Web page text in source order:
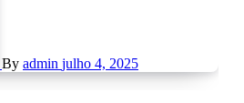
By admin julho 4, 2025